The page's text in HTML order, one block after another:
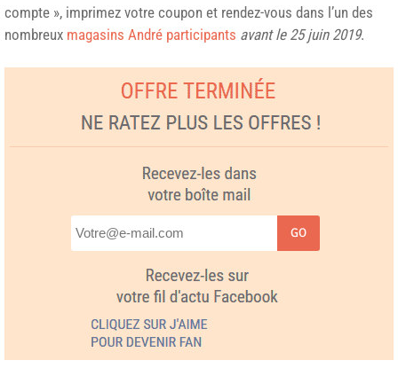
compte », imprimez votre coupon et rendez-vous dans l’un des
nombreux magasins André participants avant le 25 juin 2019.
GO